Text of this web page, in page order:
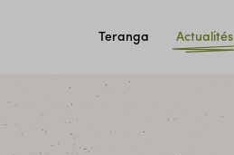
Teranga Actualités